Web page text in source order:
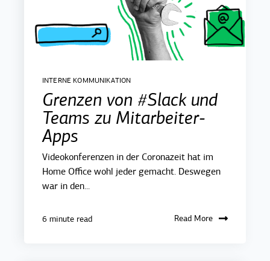
INTERNE KOMMUNIKATION
Grenzen von #Slack und
Teams zu Mitarbeiter-
Apps
Videokonferenzen in der Coronazeit hat im
Home Office wohl jeder gemacht. Deswegen
war in den...
6 minute read Read More